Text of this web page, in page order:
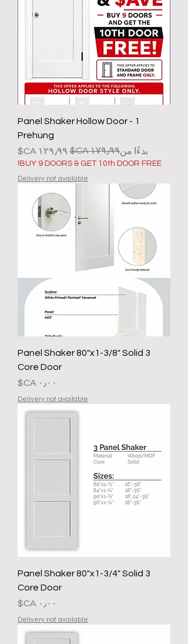
1 Panel Shaker Hollow Door -
Prehung
بدءًا من
سعر عادي
سعر البيع
BUY 9 DOORS & GET 10th DOOR FREE!
Delivery not available
3 Panel Shaker 80"x1-3/8" Solid
Core Door
السعر
Delivery not available
3 Panel Shaker 80"x1-3/4" Solid
Core Door
السعر
Delivery not available